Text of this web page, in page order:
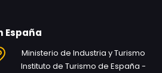
España
Ministerio de Industria y Turismo
Instituto de Turismo de España -